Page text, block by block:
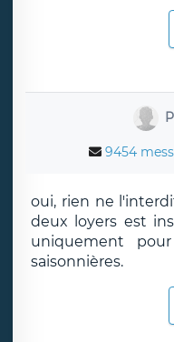
9454
oui, rien ne
deux loyers est
uniquement
saisonnières.